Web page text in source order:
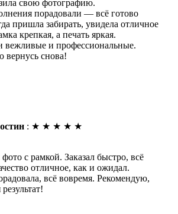
свою фотографию.
порадовали — всё готово
пришла забирать, увидела отличное
крепкая, а печать яркая.
вежливые и профессиональные.
вернусь снова!
: ★ ★ ★ ★ ★
с рамкой. Заказал быстро, всё
отличное, как и ожидал.
всё вовремя. Рекомендую,